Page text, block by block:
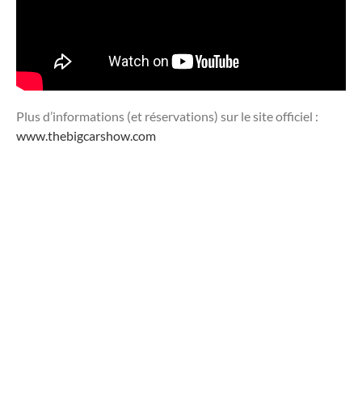
Plus d’informations (et réservations) sur le site officiel :
www.thebigcarshow.com